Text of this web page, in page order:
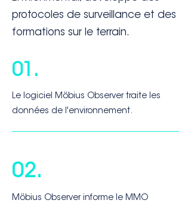
protocoles de surveillance et des
formations sur le terrain.
01.
Le logiciel Möbius Observer traite les
données de l'environnement.
02.
Möbius Observer informe le MMO